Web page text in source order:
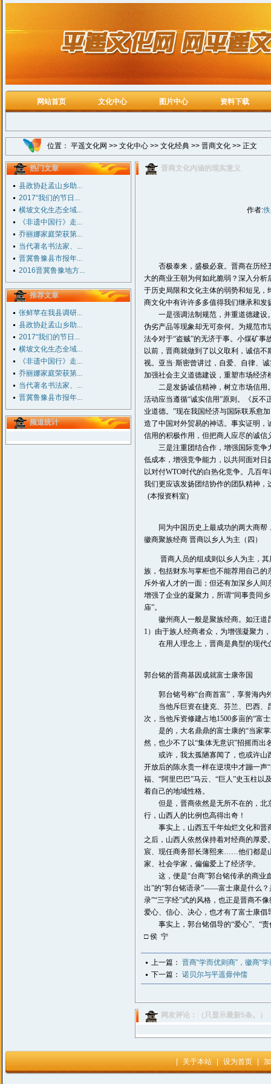
网站首页 文化中心 图片中心 资料下载
位置： 平遥文化网 >> 文化中心 >> 文化经典 >> 晋商文化 >> 正文
热门文章
县政协赴孟山乡助...
2017“我们的节日...
横坡文化生态全域...
《非遗中国行》走...
乔丽娜家庭荣获第...
当代著名书法家、...
晋冀鲁豫县市报年...
2016晋冀鲁豫地方...
推荐文章
张鲜苹在我县调研...
县政协赴孟山乡助...
2017“我们的节日...
横坡文化生态全域...
《非遗中国行》走...
乔丽娜家庭荣获第...
当代著名书法家、...
晋冀鲁豫县市报年...
频道统计
晋商文化内涵的现实意义
作者:
否极泰来，盛极必衰。晋商在历经
大的商业王朝为何如此脆弱？深入分
于历史局限和文化主体的弱势和短见
商文化中有许许多多值得我们继承和发
一是强调法制规范，并重道德建设
伪劣产品等现象却无可奈何。为规范
法令对于“盗贼”的无济于事。小煤矿
以前，晋商就做到了以义取利，诚信
视。亚当·斯密曾讲过，自爱、自律、
加强社会主义道德建设，重塑市场经济
二是发扬诚信精神，树立市场信用
活动应当遵循“诚实信用”原则。《反
业道德。”现在我国经济与国际联系愈
造了中国对外贸易的神话。事实证明，
信用的积极作用，但把商人应尽的诚信
三是注重团结合作，增强国际竞争
低成本，增强竞争能力，以共同面对
以对付WTO时代的白热化竞争。几百
我们更应该发扬团结协作的团队精神，
(本报资料室)
同为中国历史上最成功的两大商帮
徽商聚族经商 晋商以乡人为主（四）
晋商人员的组成则以乡人为主，其
族，包括财东与掌柜也不能荐用自己
斥外省人才的一面；但还有加深乡人
增强了企业的凝聚力，所谓“同事贵同
庙”。
徽州商人一般是聚族经商。如汪道昆
1）由于族人经商者众，为增强凝聚力
在用人理念上，晋商是典型的现代
郭台铭的晋商基因成就富士康帝国
郭台铭号称“台商首富”，享誉海内
当他斥巨资在捷克、芬兰、巴西、
次，当他斥资修建占地1500多亩的“富
是的，大名鼎鼎的富士康的“当家掌
然，也少不了以“集体无意识”招摇而出
或许，我太孤陋寡闻了，也或许山西
开放后的陈永贵一样在逆境中才蹦一声
福、“阿里巴巴”马云、“巨人”史玉柱以
着自己的地域性格。
但是，晋商依然是无所不在的，北
行，山西人的比例也高得出奇！
事实上，山西五千年灿烂文化和晋商
之后，山西人依然保持着对经商的厚
宸、现任商务部长薄熙来……他们都是
家、社会学家，偏偏爱上了经济学。
这，便是“台商”郭台铭传承的商业血
出”的“郭台铭语录”——富士康是什么？
录”“三字经”式的风格，也正是晋商不
爱心、信心、决心，也才有了富士康
事实上，郭台铭倡导的“爱心”、“责
□ 侯 宁
上一篇： 晋商“学而优则商”，徽商“
下一篇： 诺贝尔与平遥毋仲儒
网友评论：（只显示最新5条。）
关于本站 设为首页